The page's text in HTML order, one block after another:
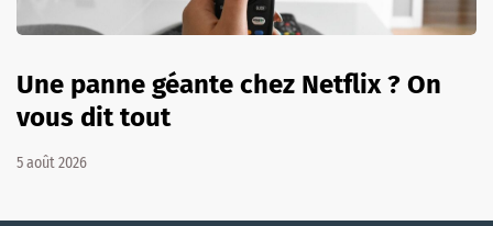
Une panne géante chez Netflix ? On
vous dit tout
5 août 2026